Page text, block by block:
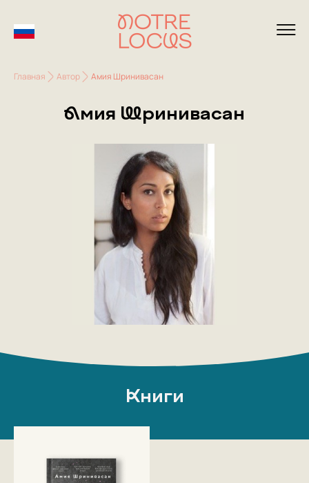
Главная Автор Амия Шринивасан
Амия Шринивасан
Книги